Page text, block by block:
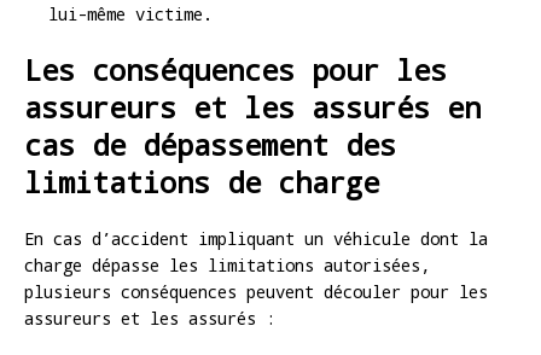
lui-même victime.
Les conséquences pour les
assureurs et les assurés en
cas de dépassement des
limitations de charge
En cas d’accident impliquant un véhicule dont la
charge dépasse les limitations autorisées,
plusieurs conséquences peuvent découler pour les
assureurs et les assurés :